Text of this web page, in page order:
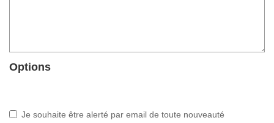
Options
Je souhaite être alerté par email de toute nouveauté